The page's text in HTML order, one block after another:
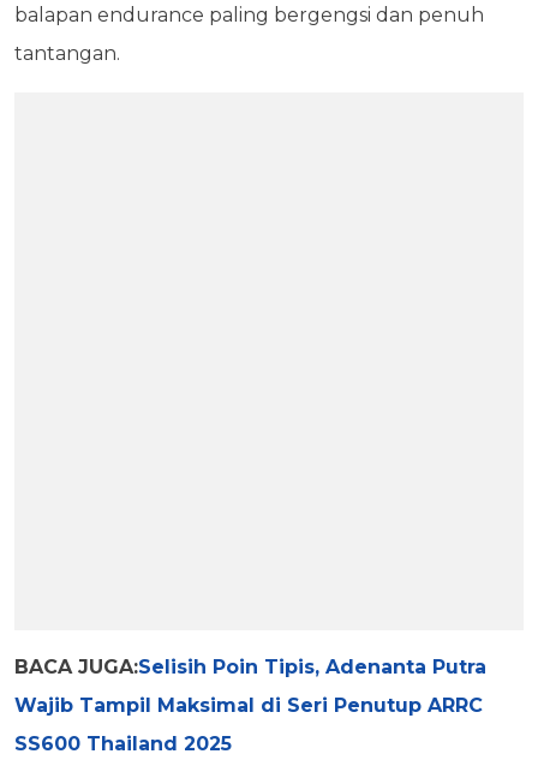
balapan endurance paling bergengsi dan penuh
tantangan.
BACA JUGA:Selisih Poin Tipis, Adenanta Putra
Wajib Tampil Maksimal di Seri Penutup ARRC
SS600 Thailand 2025